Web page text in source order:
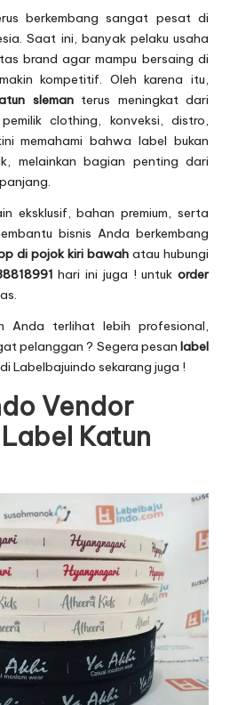
berkembang sangat pesat di
Saat ini, banyak pelaku usaha
brand agar mampu bersaing di
kompetitif. Oleh karena itu,
slemanterus meningkat dari
clothing, konveksi, distro,
memahami bahwa label bukan
melainkan bagian penting dari
eksklusif, bahan premium, serta
bisnis Anda berkembang
di pojok kiri bawah atau hubungi
hari ini juga ! untuk order
terlihat lebih profesional,
pelanggan ? Segera pesan label
Labelbajuindo sekarang juga !
Vendor
Katun